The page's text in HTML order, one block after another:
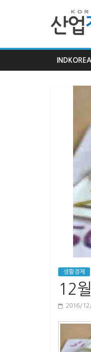
한
국
산
INDKOREA
생활경제
12
2016/